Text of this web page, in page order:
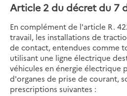
Article 2 du décret du 7
En complément de l'article R.
travail, les installations de
de contact, entendues comme
utilisant une ligne électrique
véhicules en énergie électrique
d'organes de prise de courant,
prescriptions suivantes :